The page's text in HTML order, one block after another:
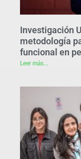
Investigación
metodología
funcional en
Leer más...